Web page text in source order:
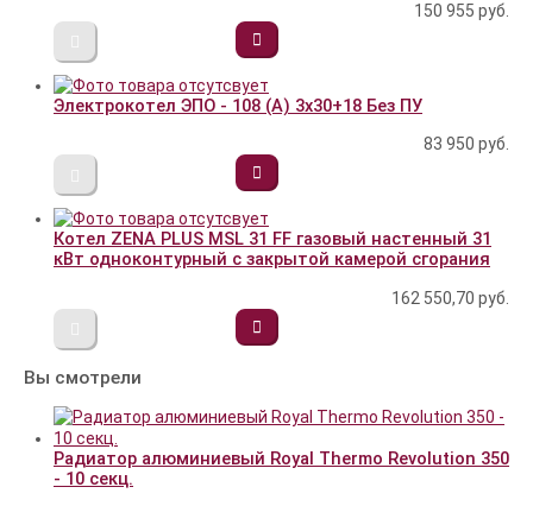
150 955 руб.
Электрокотел ЭПО - 108 (А) 3х30+18 Без ПУ
83 950 руб.
Котел ZENA PLUS MSL 31 FF газовый настенный 31
кВт одноконтурный с закрытой камерой сгорания
162 550,70 руб.
Вы смотрели
Радиатор алюминиевый Royal Thermo Revolution 350
- 10 секц.